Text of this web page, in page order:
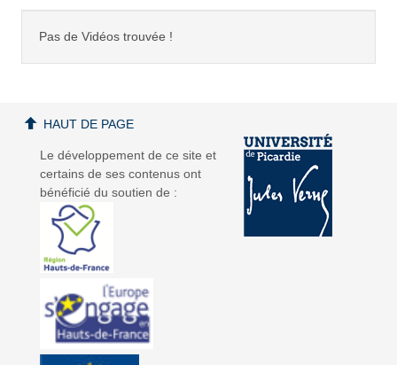
Pas de Vidéos trouvée !
Le développement de ce site et
certains de ses contenus ont
bénéficié du soutien de :
HAUT DE PAGE